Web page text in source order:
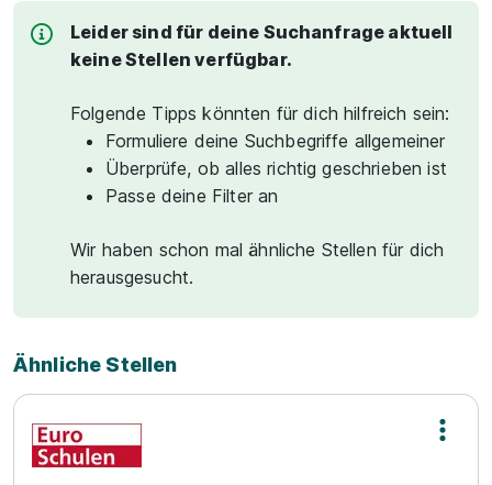
Leider sind für deine Suchanfrage aktuell
keine Stellen verfügbar.
Folgende Tipps könnten für dich hilfreich sein:
Formuliere deine Suchbegriffe allgemeiner
Überprüfe, ob alles richtig geschrieben ist
Passe deine Filter an
Wir haben schon mal ähnliche Stellen für dich
herausgesucht.
Ähnliche Stellen